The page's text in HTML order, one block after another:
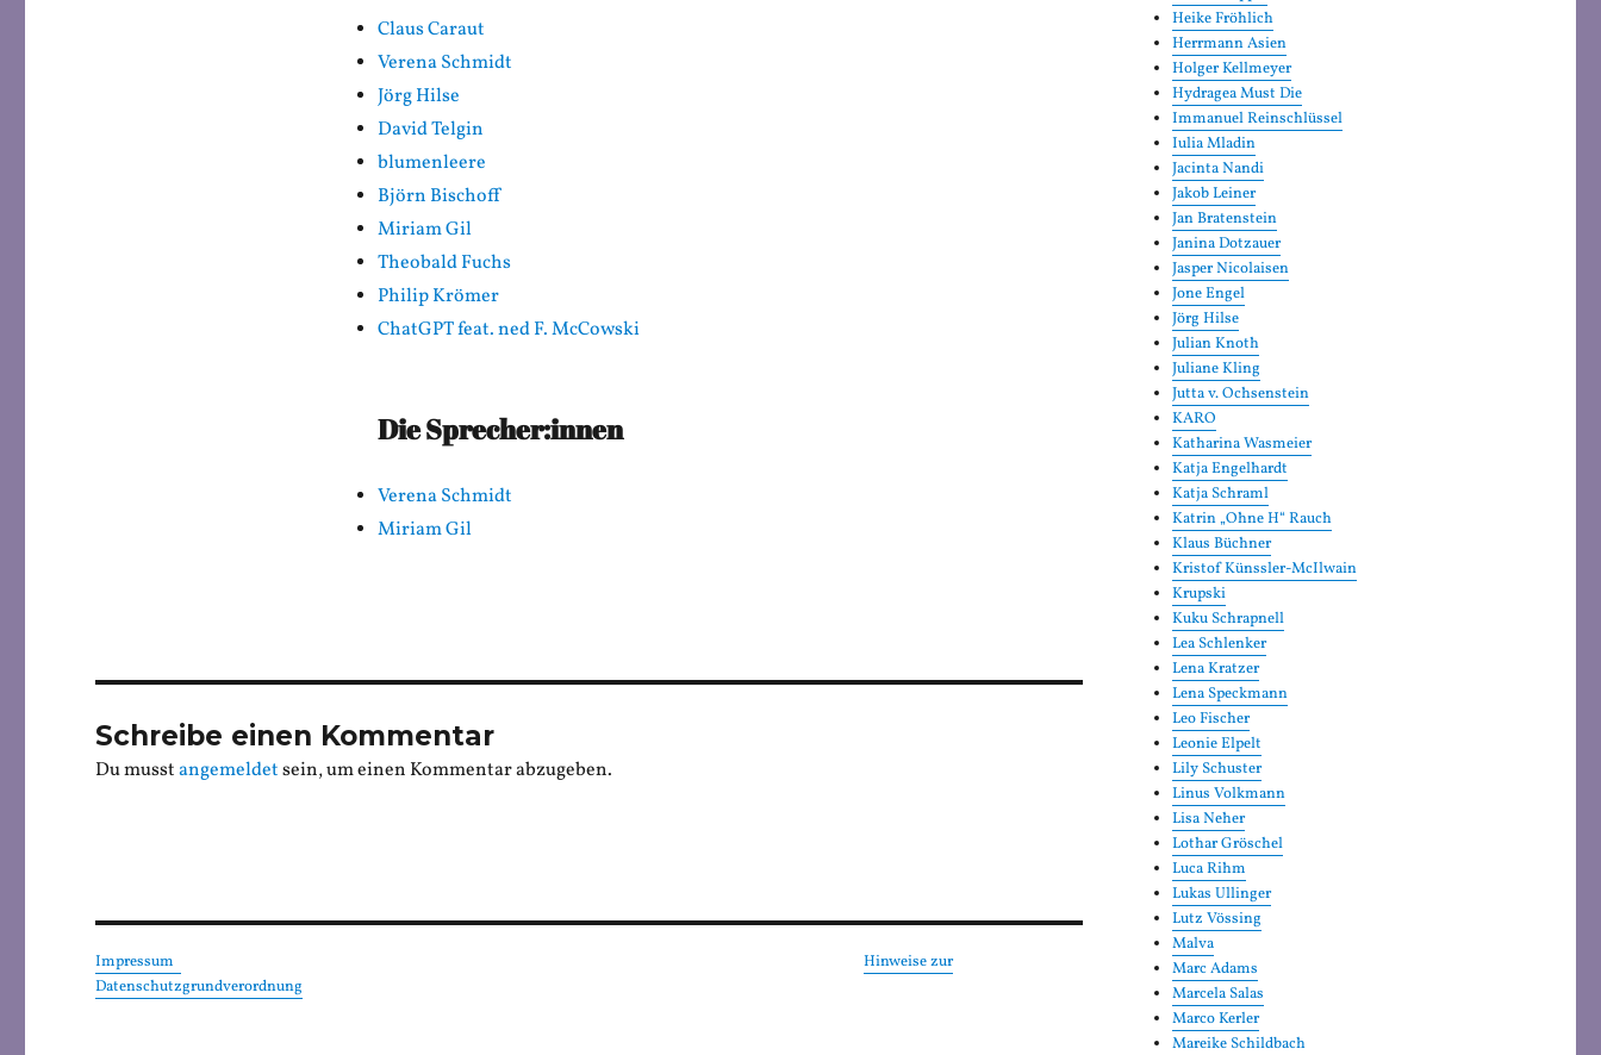
Claus Caraut
Verena Schmidt
Jörg Hilse
David Telgin
blumenleere
Björn Bischoff
Miriam Gil
Theobald Fuchs
Philip Krömer
ChatGPT feat. ned F. McCowski
Die Sprecher:innen
Verena Schmidt
Miriam Gil
Schreibe einen Kommentar
Du musstangemeldetsein, um einen Kommentar abzugeben.
Impressum
Hinweise zur
Datenschutzgrundverordnung
Heike Fröhlich
Herrmann Asien
Holger Kellmeyer
Hydragea Must Die
Immanuel Reinschlüssel
Iulia Mladin
Jacinta Nandi
Jakob Leiner
Jan Bratenstein
Janina Dotzauer
Jasper Nicolaisen
Jone Engel
Jörg Hilse
Julian Knoth
Juliane Kling
Jutta v. Ochsenstein
KARO
Katharina Wasmeier
Katja Engelhardt
Katja Schraml
Katrin „Ohne H“ Rauch
Klaus Büchner
Kristof Künssler-McIlwain
Krupski
Kuku Schrapnell
Lea Schlenker
Lena Kratzer
Lena Speckmann
Leo Fischer
Leonie Elpelt
Lily Schuster
Linus Volkmann
Lisa Neher
Lothar Gröschel
Luca Rihm
Lukas Ullinger
Lutz Vössing
Malva
Marc Adams
Marcela Salas
Marco Kerler
Mareike Schildbach